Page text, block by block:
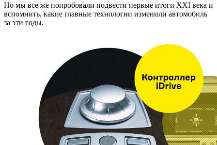
Но мы все же попробовали подвести первые итоги XXI века и
вспомнить, какие главные технологии изменили автомобиль
за эти годы.